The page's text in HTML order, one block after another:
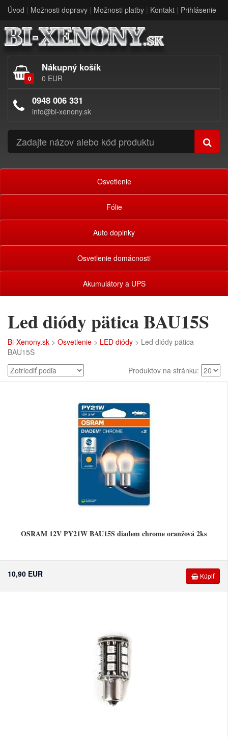
Úvod | Možnosti dopravy | Možnosti platby | Kontakt | Prihlásenie
0
Nákupný košík
0 EUR
0948 006 331
info@bi-xenony.sk
Osvetlenie
Fólie
Auto doplnky
Osvetlenie domácnosti
Akumulátory a UPS
Led diódy pätica BAU15S
Bi-Xenony.sk > Osvetlenie > LED diódy > Led diódy pätica
BAU15S
Produktov na stránku:
OSRAM 12V PY21W BAU15S diadem chrome oranžová 2ks
Kúpiť
10,90 EUR